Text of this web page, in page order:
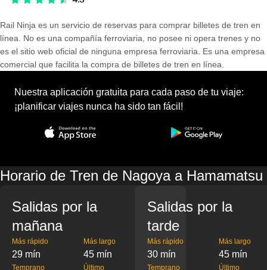
Rail Ninja es un servicio de reservas para comprar billetes de tren en
línea. No es una compañía ferroviaria, no posee ni opera trenes y no
es el sitio web oficial de ninguna empresa ferroviaria. Es una empresa
comercial que facilita la compra de billetes de tren en línea.
Nuestra aplicación gratuita para cada paso de tu viaje:
¡planificar viajes nunca ha sido tan fácil!
Horario de Tren de Nagoya a Hamamatsu
Salidas por la
mañana
Más rápido
29 mín
Más largo
45 mín
Temprano Último
Salidas por la
tarde
Más rápido
30 mín
Más largo
45 mín
Temprano Último